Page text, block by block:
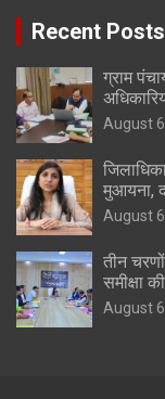
Recent Posts
ग्राम
August
मुआयना,
August
तीन
समीक्षा की
August